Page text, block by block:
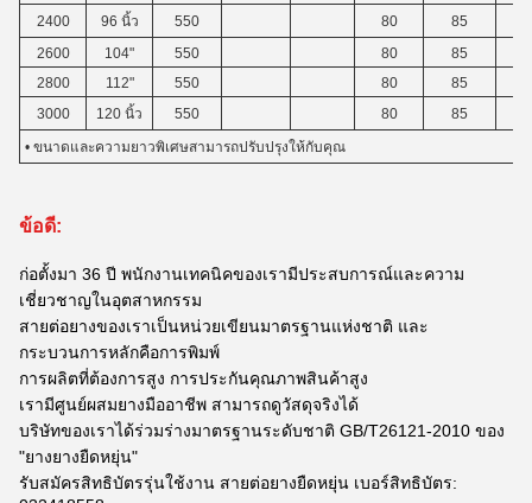
2400
96 นิ้ว 550 80
85
2600
104" 550 80
85
2800
112" 550 80
85
3000
120 นิ้ว 550 80
85
• ขนาดและความยาวพิเศษสามารถปรับปรุงให้กับคุณ
ข้อดี:
ก่อตั้งมา 36 ปี พนักงานเทคนิคของเรามีประสบการณ์และความ
เชี่ยวชาญในอุตสาหกรรม
สายต่อยางของเราเป็นหน่วยเขียนมาตรฐานแห่งชาติ และ
กระบวนการหลักคือการพิมพ์
การผลิตที่ต้องการสูง การประกันคุณภาพสินค้าสูง
เรามีศูนย์ผสมยางมืออาชีพ สามารถดูวัสดุจริงได้
บริษัทของเราได้ร่วมร่างมาตรฐานระดับชาติ GB/T26121-2010 ของ
"ยางยางยืดหยุ่น"
รับสมัครสิทธิบัตรรุ่นใช้งาน สายต่อยางยืดหยุ่น เบอร์สิทธิบัตร: